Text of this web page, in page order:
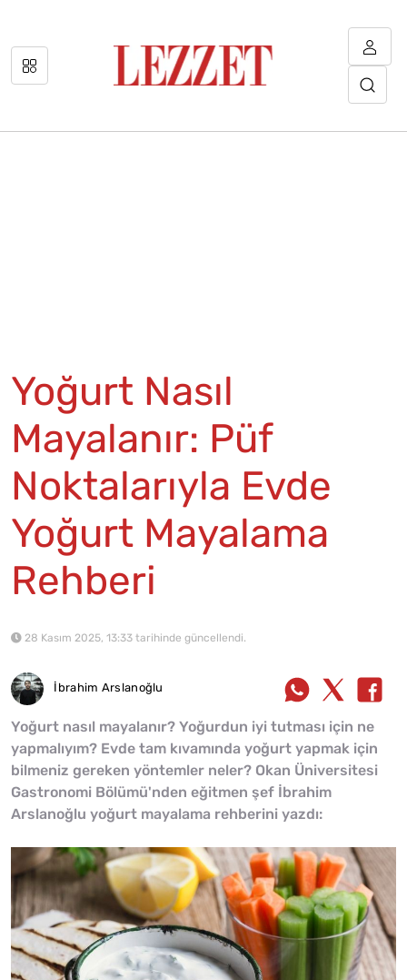
Yoğurt Nasıl
Mayalanır: Püf
Noktalarıyla Evde
Yoğurt Mayalama
Rehberi
28 Kasım 2025, 13:33 tarihinde güncellendi.
İbrahim Arslanoğlu
Yoğurt nasıl mayalanır? Yoğurdun iyi tutması için ne
yapmalıyım? Evde tam kıvamında yoğurt yapmak için
bilmeniz gereken yöntemler neler? Okan Üniversitesi
Gastronomi Bölümü'nden eğitmen şef İbrahim
Arslanoğlu yoğurt mayalama rehberini yazdı: